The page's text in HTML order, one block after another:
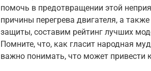
помочь в предотвращении этой
причины перегрева двигателя, а
защиты, составим рейтинг лучших
Помните, что, как гласит народная
важно понимать, что может привести